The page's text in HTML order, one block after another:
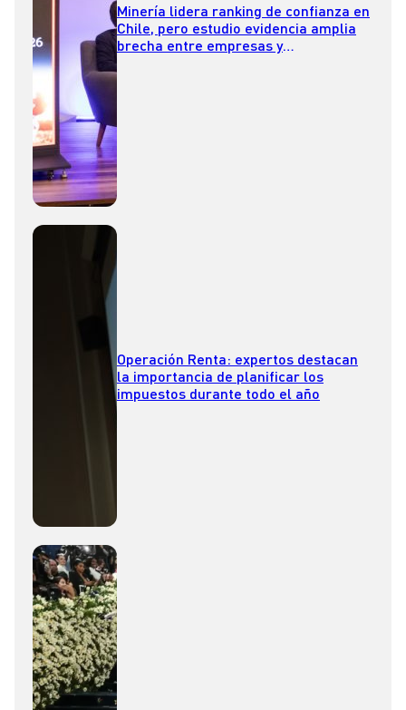
Minería lidera ranking de confianza en
Chile, pero estudio evidencia amplia
brecha entre empresas y
Operación Renta: expertos destacan
la importancia de planificar los
impuestos durante todo el año